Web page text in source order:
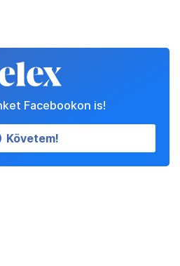
Facebookon is!
Követem!